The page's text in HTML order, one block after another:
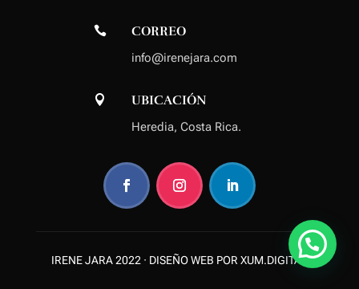
 CORREO
info@irenejara.com
 UBICACIÓN
Heredia, Costa Rica.
IRENE JARA 2022 · DISEÑO WEB POR XUM.DIGITAL